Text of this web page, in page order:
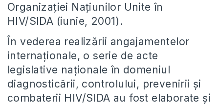
Organizaţiei Naţiunilor Unite în
HIV/SIDA (iunie, 2001).
În vederea realizării angajamentelor
internaţionale, o serie de acte
legislative naţionale în domeniul
diagnosticării, controlului, prevenirii și
combaterii HIV/SIDA au fost elaborate și